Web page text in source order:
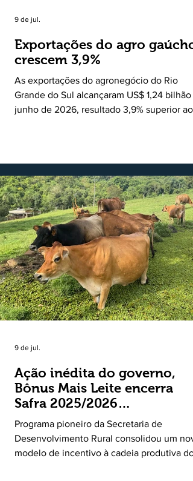
Exportações do agro gaúcho
crescem 3,9%
As exportações do agronegócio do Rio
Grande do Sul alcançaram US$ 1,24 bilhão
junho de 2026, resultado 3,9% superior ao
externas do Estado no período. Segundo a
Assessoria Econômica da Federação da
Agricultura do Estado do Rio Grande do
principal destaque do mês foi a diferença
entre o crescimento da receita e a red
9 de jul.
Ação inédita do governo,
Bônus Mais Leite encerra
Safra 2025/2026
consolidando novo modelo
de apoio aos produtores de
leite
Programa pioneiro da Secretaria de
Desenvolvimento Rural consolidou um
modelo de incentivo à cadeia produtiva do
9 de jul.